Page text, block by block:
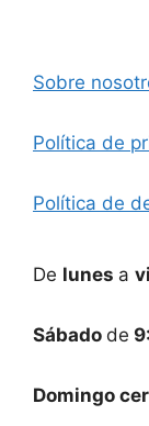
Sobre
Política de
Política de
De lunes a
Sábado de
Domingo